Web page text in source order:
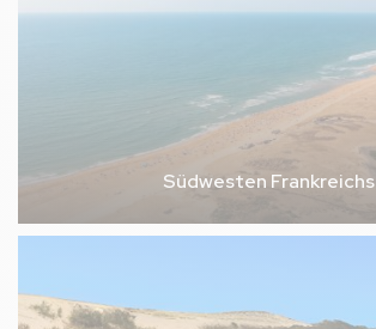
Südwesten Frankreichs